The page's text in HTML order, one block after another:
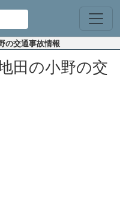
の交通事故情報
田の小野の交